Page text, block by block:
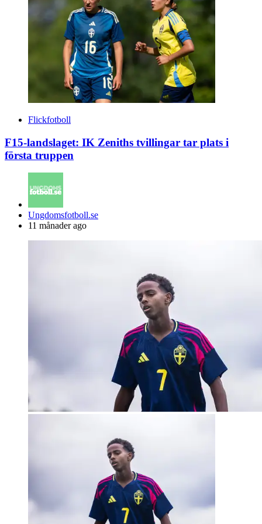
Flickfotboll
F15-landslaget: IK Zeniths tvillingar tar plats i
första truppen
Posted
by
Ungdomsfotboll.se
11 månader ago